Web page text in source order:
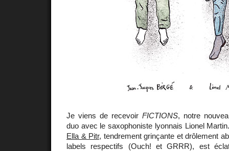
Je viens de recevoir FICTIONS, notre
duo avec le saxophoniste lyonnais Lionel
Ella & Pitr, tendrement grinçante et drôlement
labels respectifs (Ouch! et GRRR), est